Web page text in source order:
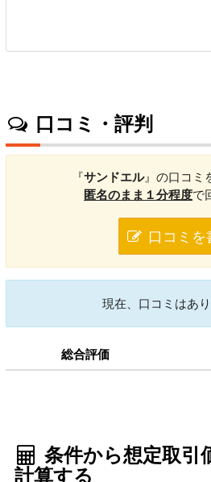
口コミ・評判
『サンドエル』の口コミ
匿名のまま１分程度で
口コミを
現在、口コミはあり
総合評価
条件から想定取引
計算する